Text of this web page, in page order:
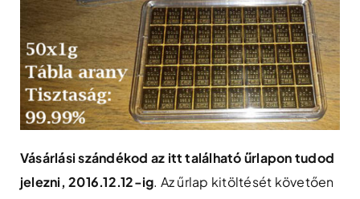
Vásárlási szándékod az itt található űrlapon tudod
jelezni, 2016.12.12-ig. Az űrlap kitöltését követően